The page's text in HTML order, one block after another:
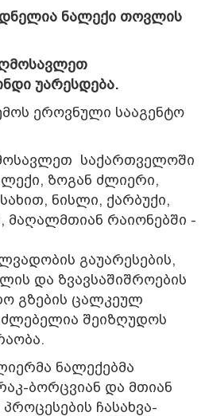
ნალექი თოვლის
უარესდება.
ეროვნული სააგენტო
საქართველოში
ზოგან ძლიერი,
ნისლი, ქარბუქი,
მაღალმთიან რაიონებში -
გაუარესების,
და ზვავსაშიშროების
გზების ცალკეულ
შეიზღუდოს
ნალექებმა
ბორცვიან და მთიან
ჩასახვა-